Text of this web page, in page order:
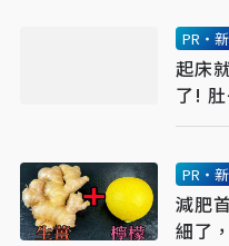
PR・
起床
了! 肚
PR・
減肥
細了